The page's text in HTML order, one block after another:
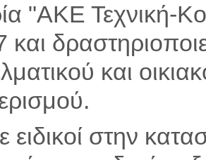
"ΑΚΕ Τεχνική-
και
και
ειδικοί στην